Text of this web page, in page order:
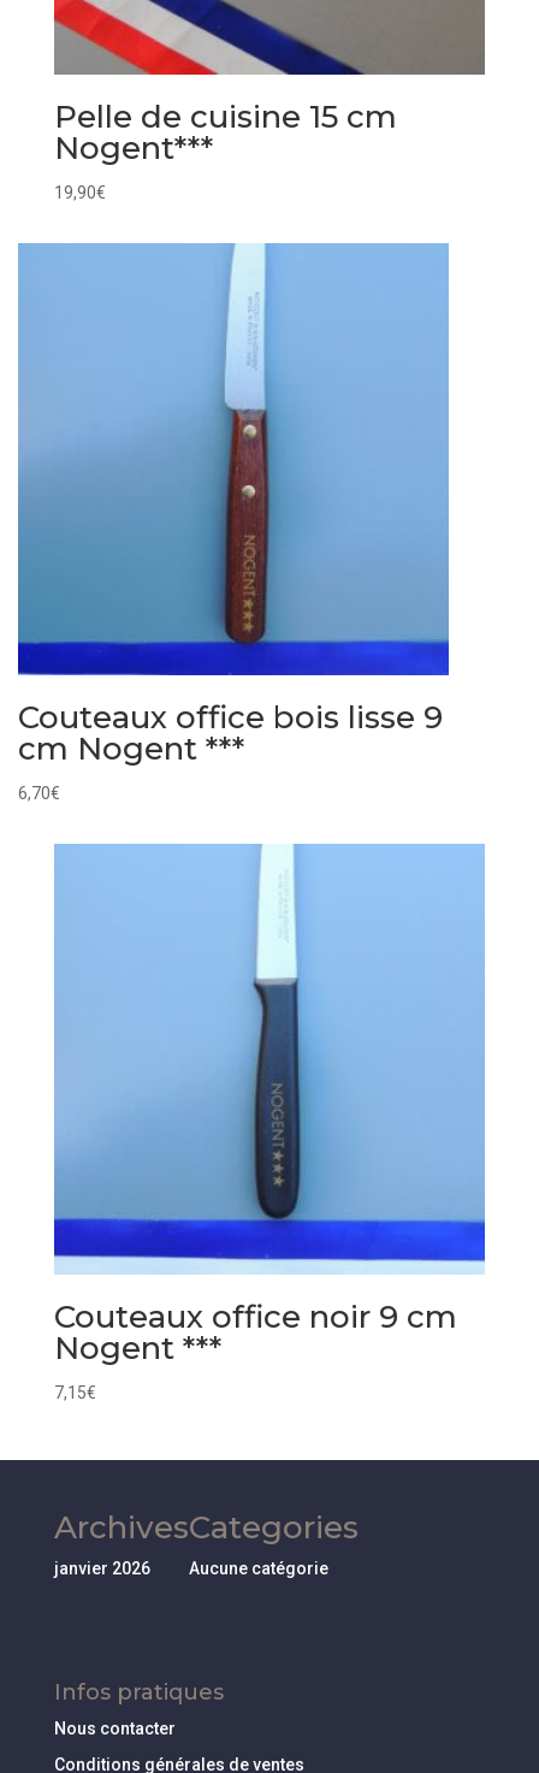
Pelle de cuisine 15 cm
Nogent***
19,90€
Couteaux office bois lisse 9
cm Nogent ***
6,70€
Couteaux office noir 9 cm
Nogent ***
7,15€
Archives
janvier 2026
Categories
Aucune catégorie
Infos pratiques
Nous contacter
Conditions générales de ventes